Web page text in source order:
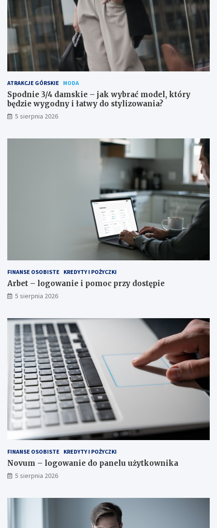
ATRAKCJE GÓRSKIE MODA
Spodnie 3/4 damskie – jak wybrać model, który
będzie wygodny i łatwy do stylizowania?
5 sierpnia 2026
FINANSE OSOBISTE KREDYTY I POŻYCZKI
Arbet – logowanie i pomoc przy dostępie
5 sierpnia 2026
FINANSE OSOBISTE KREDYTY I POŻYCZKI
Novum – logowanie do panelu użytkownika
5 sierpnia 2026